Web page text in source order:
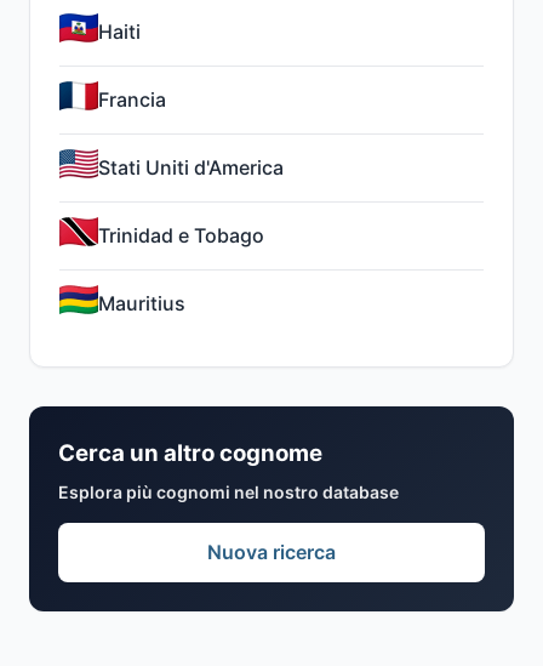
Haiti
Francia
Stati Uniti d'America
Trinidad e Tobago
Mauritius
Cerca un altro cognome
Esplora più cognomi nel nostro database
Nuova ricerca